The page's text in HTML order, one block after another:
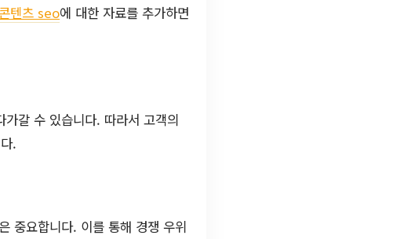
콘텐츠 seo에 대한 자료를 추가하면
갈 수 있습니다. 따라서 고객의
.
중요합니다. 이를 통해 경쟁 우위